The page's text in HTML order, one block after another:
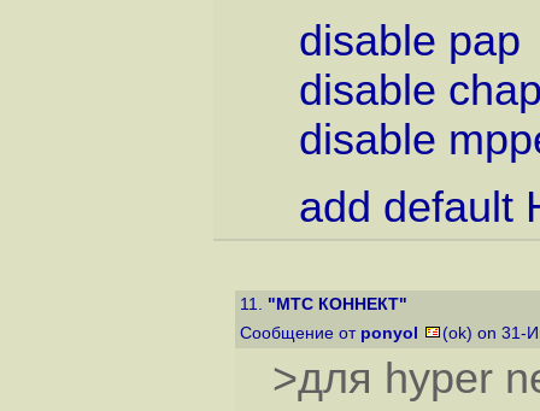
disable pap
disable
disable
add default
11. "МТС КОННЕКТ"
Сообщение от ponyol (ok) on 31-
>для hyper